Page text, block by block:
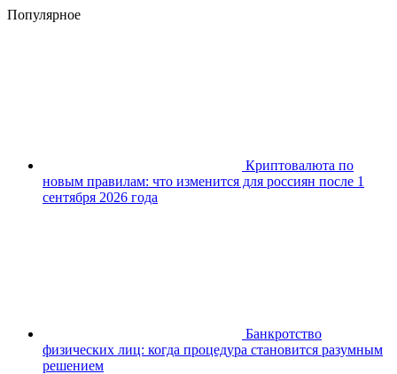
Популярное
Криптовалюта по
новым правилам: что изменится для россиян после 1
сентября 2026 года
Банкротство
физических лиц: когда процедура становится разумным
решением